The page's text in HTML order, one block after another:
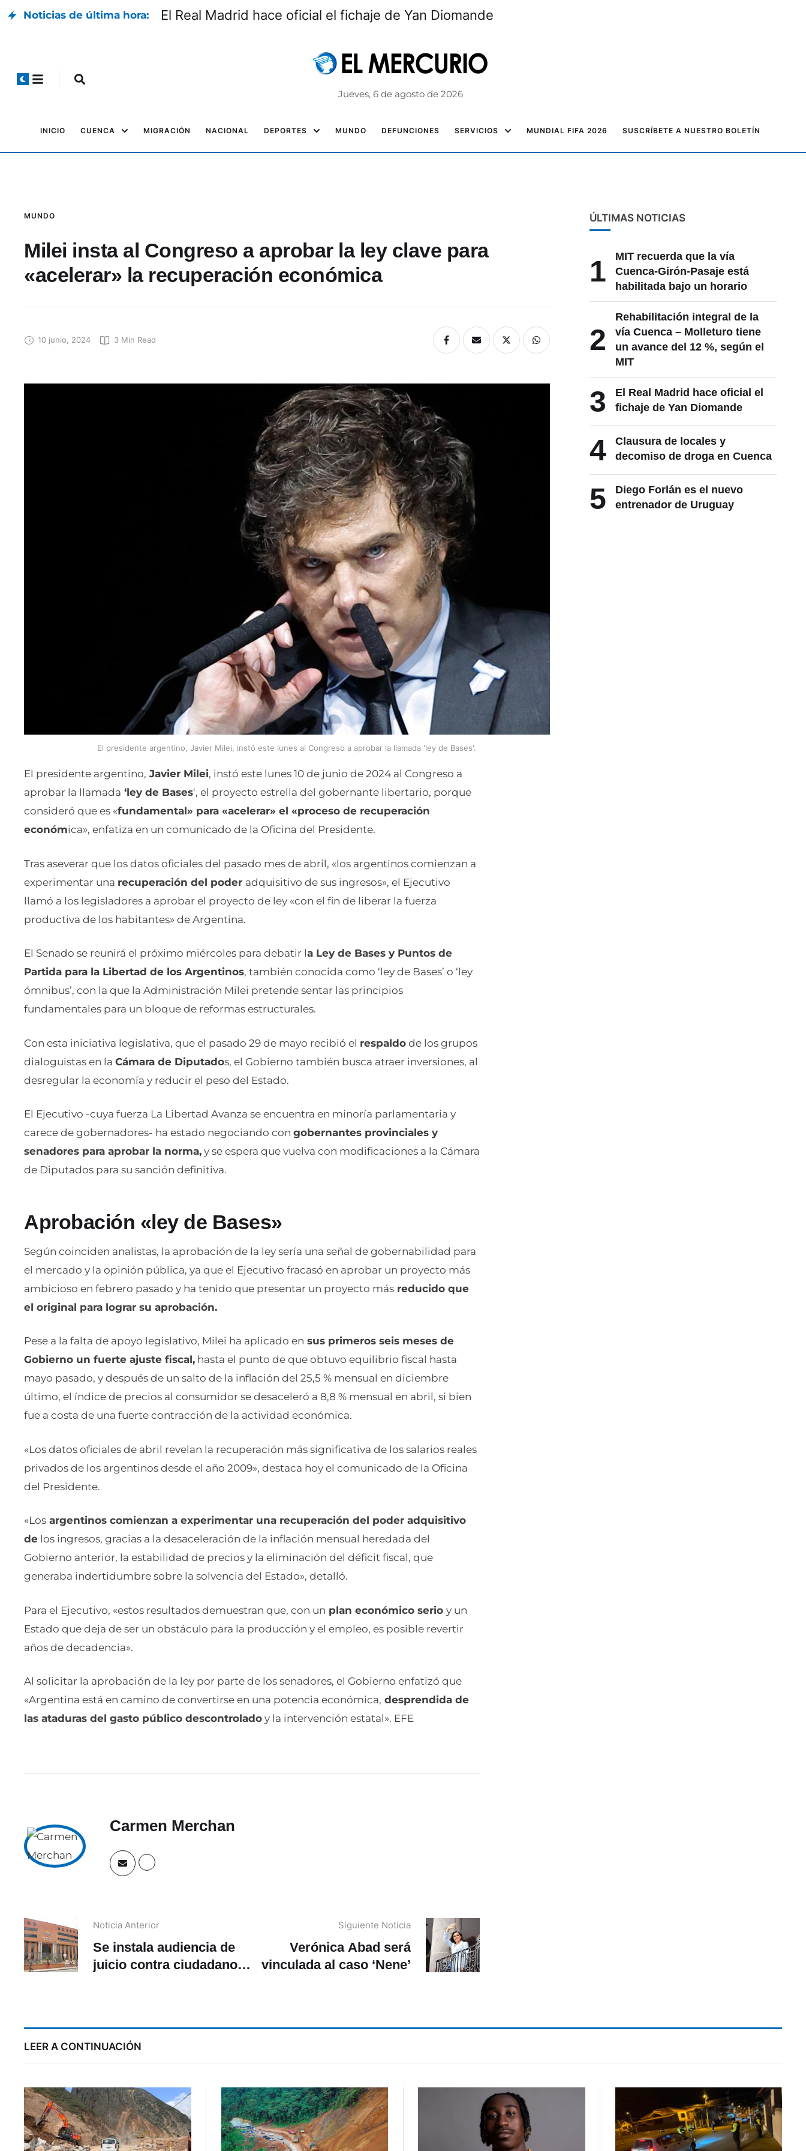
Noticias de última hora: El Real Madrid hace oficial el fichaje de Yan Diomande
Jueves, 6 de agosto de 2026
INICIO CUENCA MIGRACIÓN NACIONAL DEPORTES MUNDO DEFUNCIONES SERVICIOS MUNDIAL FIFA 2026 SUSCRÍBETE A NUESTRO BOLETÍN
MUNDO
Milei insta al Congreso a aprobar la ley clave para
«acelerar» la recuperación económica
10 junio, 2024 3 Min Read
El presidente argentino, Javier Milei, instó este lunes al Congreso a aprobar la llamada 'ley de Bases'.
El presidente argentino, Javier Milei, instó este lunes 10 de junio de 2024 al Congreso a
aprobar la llamada ‘ley de Bases‘, el proyecto estrella del gobernante libertario, porque
consideró que es «fundamental» para «acelerar» el «proceso de recuperación
económica», enfatiza en un comunicado de la Oficina del Presidente.
Tras aseverar que los datos oficiales del pasado mes de abril, «los argentinos comienzan a
experimentar una recuperación del poder adquisitivo de sus ingresos», el Ejecutivo
llamó a los legisladores a aprobar el proyecto de ley «con el fin de liberar la fuerza
productiva de los habitantes» de Argentina.
El Senado se reunirá el próximo miércoles para debatir la Ley de Bases y Puntos de
Partida para la Libertad de los Argentinos, también conocida como ‘ley de Bases’ o ‘ley
ómnibus’, con la que la Administración Milei pretende sentar las principios
fundamentales para un bloque de reformas estructurales.
Con esta iniciativa legislativa, que el pasado 29 de mayo recibió el respaldo de los grupos
dialoguistas en la Cámara de Diputados, el Gobierno también busca atraer inversiones, al
desregular la economía y reducir el peso del Estado.
El Ejecutivo -cuya fuerza La Libertad Avanza se encuentra en minoría parlamentaria y
carece de gobernadores- ha estado negociando con gobernantes provinciales y
senadores para aprobar la norma, y se espera que vuelva con modificaciones a la Cámara
de Diputados para su sanción definitiva.
Aprobación «ley de Bases»
Según coinciden analistas, la aprobación de la ley sería una señal de gobernabilidad para
el mercado y la opinión pública, ya que el Ejecutivo fracasó en aprobar un proyecto más
ambicioso en febrero pasado y ha tenido que presentar un proyecto más reducido que
el original para lograr su aprobación.
Pese a la falta de apoyo legislativo, Milei ha aplicado en sus primeros seis meses de
Gobierno un fuerte ajuste fiscal, hasta el punto de que obtuvo equilibrio fiscal hasta
mayo pasado, y después de un salto de la inflación del 25,5 % mensual en diciembre
último, el índice de precios al consumidor se desaceleró a 8,8 % mensual en abril, si bien
fue a costa de una fuerte contracción de la actividad económica.
«Los datos oficiales de abril revelan la recuperación más significativa de los salarios reales
privados de los argentinos desde el año 2009», destaca hoy el comunicado de la Oficina
del Presidente.
«Los argentinos comienzan a experimentar una recuperación del poder adquisitivo
de los ingresos, gracias a la desaceleración de la inflación mensual heredada del
Gobierno anterior, la estabilidad de precios y la eliminación del déficit fiscal, que
generaba indertidumbre sobre la solvencia del Estado», detalló.
Para el Ejecutivo, «estos resultados demuestran que, con un plan económico serio y un
Estado que deja de ser un obstáculo para la producción y el empleo, es posible revertir
años de decadencia».
Al solicitar la aprobación de la ley por parte de los senadores, el Gobierno enfatizó que
«Argentina está en camino de convertirse en una potencia económica, desprendida de
las ataduras del gasto público descontrolado y la intervención estatal». EFE
Carmen Merchan
Noticia Anterior
Se instala audiencia de
juicio contra ciudadano
Siguiente Noticia
Verónica Abad será
vinculada al caso ‘Nene’
ÚLTIMAS NOTICIAS
1
MIT recuerda que la vía
Cuenca-Girón-Pasaje está
habilitada bajo un horario
2
Rehabilitación integral de la
vía Cuenca – Molleturo tiene
un avance del 12 %, según el
MIT
3
El Real Madrid hace oficial el
fichaje de Yan Diomande
4
Clausura de locales y
decomiso de droga en Cuenca
5
Diego Forlán es el nuevo
entrenador de Uruguay
LEER A CONTINUACIÓN